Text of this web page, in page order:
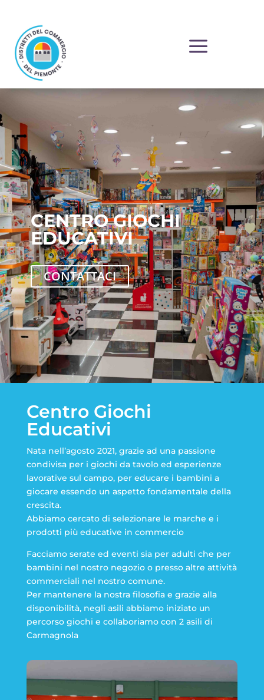
a
CENTRO GIOCHI
EDUCATIVI
CONTATTACI
Centro Giochi
Educativi
Nata nell’agosto 2021, grazie ad una passione
condivisa per i giochi da tavolo ed esperienze
lavorative sul campo, per educare i bambini a
giocare essendo un aspetto fondamentale della
crescita.
Abbiamo cercato di selezionare le marche e i
prodotti più educative in commercio
Facciamo serate ed eventi sia per adulti che per
bambini nel nostro negozio o presso altre attività
commerciali nel nostro comune.
Per mantenere la nostra filosofia e grazie alla
disponibilità, negli asili abbiamo iniziato un
percorso giochi e collaboriamo con 2 asili di
Carmagnola